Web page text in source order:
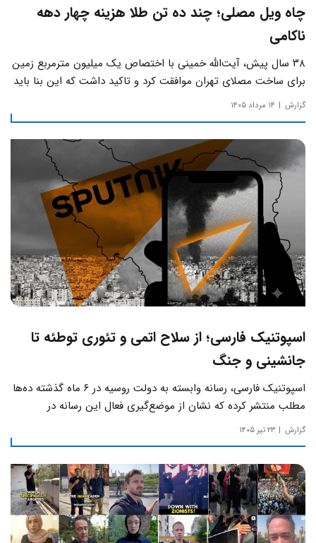
چاه ویل مصلی؛ چند ده تن طلا هزینه چهار دهه
ناکامی
۳۸ سال پیش، آیت‌الله خمینی با اختصاص یک میلیون مترمربع زمین
برای ساخت مصلای تهران موافقت کرد و تاکید داشت که این بنا باید
به دور از زرق‌وبرق و یادآور سادگی مساجد صدر اسلام باشد.
گزارش ۱۴ مرداد ۱۴۰۵
اسپوتنیک فارسی؛ از سلاح اتمی و تئوری توطئه تا
جانشینی و جنگ
اسپوتنیک فارسی، رسانه وابسته به دولت روسیه در ۶ ماه گذشته ده‌ها
مطلب منتشر کرده که نشان از موضع‌گیری فعال این رسانه‌ در
حساس‌ترین مسائل چالش‌های داخلی ایران دارد.
گزارش ۲۳ تیر ۱۴۰۵